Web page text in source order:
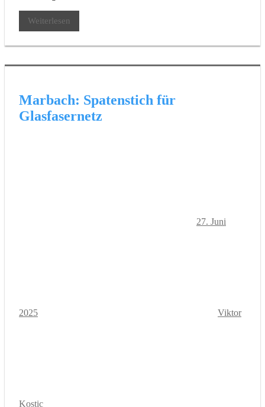
Weiterlesen
Marbach: Spatenstich für
Glasfasernetz
27. Juni
2025 Viktor
Kostic